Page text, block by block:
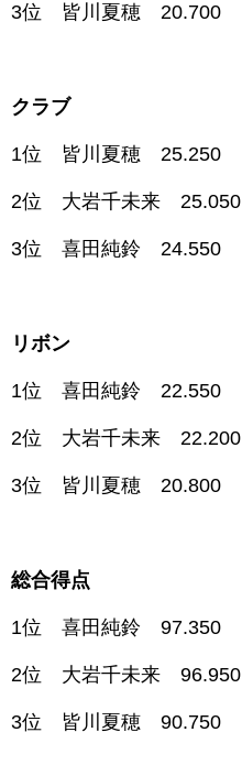
3位 皆川夏穂 20.700
クラブ
1位 皆川夏穂 25.250
2位 大岩千未来 25.050
3位 喜田純鈴 24.550
リボン
1位 喜田純鈴 22.550
2位 大岩千未来 22.200
3位 皆川夏穂 20.800
総合得点
1位 喜田純鈴 97.350
2位 大岩千未来 96.950
3位 皆川夏穂 90.750